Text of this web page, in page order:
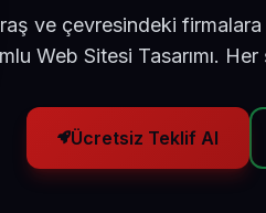
ve çevresindeki
Web Sitesi Tasarımı.
Ücretsiz Teklif Al